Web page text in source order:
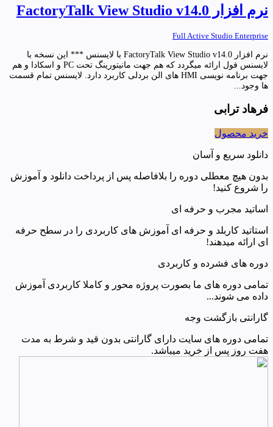
نرم افزار FactoryTalk View Studio v14.0
Full Active Studio Enterprise
نرم افزار FactoryTalk View Studio v14.0 با لایسنس *** این نسخه با
لایسنس فول ارائه میگردد که هم جهت مانیتورینگ تحت PC و اسکادا و هم
جهت برنامه نویسی HMI های الن بردلی کاربرد دارد. لایسنس تمام قسمت
ها وجود...
فرهاد ترابی
خرید محصول
دانلود سریع و آسان
بدون هیچ معطلی دوره را بلافاصله پس از پرداخت دانلود و آموزش
را شروع کنید!
اساتید مجرب و حرفه ای
استاتید کاربلد و حرفه ای آموزش های کاربردی را در سطح حرفه
ای ارائه میدهند!
دوره های فشرده و کاربردی
تمامی دوره های ما بصورت پروژه محور و کاملا کاربردی آموزش
داده می شوند...
گارانتی بازگشت وجه
تمامی دوره های سایت دارای گارانتی بدون قید و شرط به مدت
هفت روز پس از خرید میباشد.